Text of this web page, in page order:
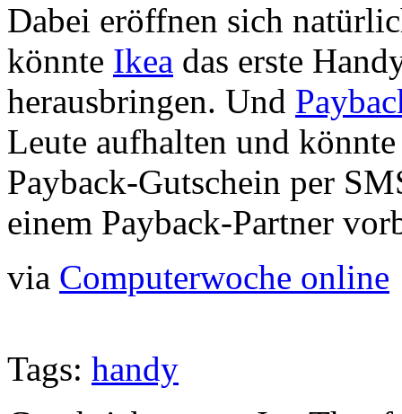
Dabei eröffnen sich
könnte Ikea das erste
herausbringen. Und
Leute aufhalten und
Payback-Gutschein per
einem Payback-Partner
via Computerwoche online
Tags: handy